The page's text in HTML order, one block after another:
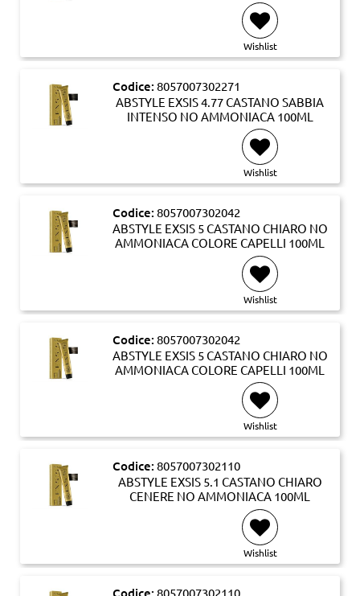
Wishlist
Codice: 8057007302271
ABSTYLE EXSIS 4.77 CASTANO SABBIA
INTENSO NO AMMONIACA 100ML
Wishlist
Codice: 8057007302042
ABSTYLE EXSIS 5 CASTANO CHIARO NO
AMMONIACA COLORE CAPELLI 100ML
Wishlist
Codice: 8057007302042
ABSTYLE EXSIS 5 CASTANO CHIARO NO
AMMONIACA COLORE CAPELLI 100ML
Wishlist
Codice: 8057007302110
ABSTYLE EXSIS 5.1 CASTANO CHIARO
CENERE NO AMMONIACA 100ML
Wishlist
Codice: 8057007302110